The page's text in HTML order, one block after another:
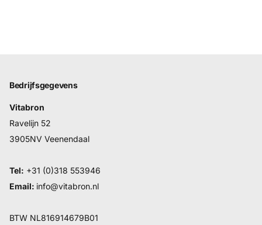
Bedrijfsgegevens
Vitabron
Ravelijn 52
3905NV Veenendaal
Tel: +31 (0)318 553946
Email: info@vitabron.nl
BTW NL816914679B01